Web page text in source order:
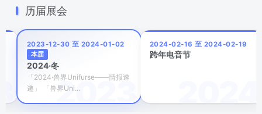
历届展会
2023-12-30 至 2024-01-02
本届
2024·冬
「2024·兽界Unifurse——情报速
递」 「兽界Uni...
2024-02-16 至 2024-02-19
跨年电音节